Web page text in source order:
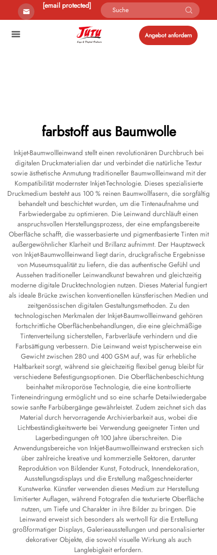
[email protected]
Angebot anfordern
farbstoff aus Baumwolle
Inkjet-Baumwollleinwand stellt einen revolutionären Durchbruch bei
digitalen Druckmaterialien dar und verbindet die natürliche Textur
sowie ästhetische Anmutung traditioneller Baumwollleinwand mit der
Kompatibilität modernster Inkjet-Technologie. Dieses spezialisierte
Druckmedium besteht aus 100 % reinen Baumwollfasern, die sorgfältig
behandelt und beschichtet wurden, um die Tintenaufnahme und
Farbwiedergabe zu optimieren. Die Leinwand durchläuft einen
anspruchsvollen Herstellungsprozess, der eine empfangsbereite
Oberfläche schafft, die wasserbasierte und pigmentbasierte Tinten mit
außergewöhnlicher Klarheit und Brillanz aufnimmt. Der Hauptzweck
von Inkjet-Baumwollleinwand liegt darin, druckgrafische Ergebnisse
von Museumsqualität zu liefern, die das authentische Gefühl und
Aussehen traditioneller Leinwandkunst bewahren und gleichzeitig
moderne digitale Drucktechnologien nutzen. Dieses Material fungiert
als ideale Brücke zwischen konventionellen künstlerischen Medien und
zeitgenössischen digitalen Gestaltungsmethoden. Zu den
technologischen Merkmalen der Inkjet-Baumwollleinwand gehören
fortschrittliche Oberflächenbehandlungen, die eine gleichmäßige
Tintenverteilung sicherstellen, Farbverläufe verhindern und die
Farbsättigung verbessern. Die Leinwand weist typischerweise ein
Gewicht zwischen 280 und 400 GSM auf, was für erhebliche
Haltbarkeit sorgt, während sie gleichzeitig flexibel genug bleibt für
verschiedene Befestigungsoptionen. Die Oberflächenbeschichtung
beinhaltet mikroporöse Technologie, die eine kontrollierte
Tinteneindringung ermöglicht und so eine scharfe Detailwiedergabe
sowie sanfte Farbübergänge gewährleistet. Zudem zeichnet sich das
Material durch hervorragende Archivierbarkeit aus, wobei die
Lichtbeständigkeitswerte bei Verwendung geeigneter Tinten und
Lagerbedingungen oft 100 Jahre überschreiten. Die
Anwendungsbereiche von Inkjet-Baumwollleinwand erstrecken sich
über zahlreiche kreative und kommerzielle Sektoren, darunter
Reproduktion von Bildender Kunst, Fotodruck, Innendekoration,
Ausstellungsdisplays und die Erstellung maßgeschneiderter
Kunstwerke. Künstler verwenden dieses Medium zur Herstellung
limitierter Auflagen, während Fotografen die texturierte Oberfläche
nutzen, um Tiefe und Charakter in ihre Bilder zu bringen. Die
Leinwand erweist sich besonders als wertvoll für die Erstellung
großformatiger Displays, Galerieausstellungen und personalisierter
dekorativer Objekte, die sowohl visuelle Wirkung als auch
Langlebigkeit erfordern.